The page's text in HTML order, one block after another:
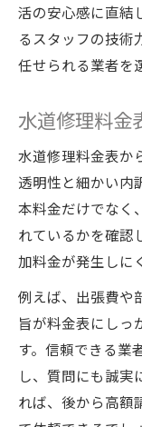
活の安心感に直結
るスタッフの技術
任せられる業者を
水道修理料金
水道修理料金表か
透明性と細かい内
本料金だけでなく
れているかを確認
加料金が発生しに
例えば、出張費や
旨が料金表にしっ
す。信頼できる業
し、質問にも誠実
れば、後から高額